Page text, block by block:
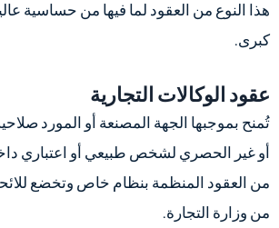
هذا النوع من العقود لما فيها من حساسية
كبرى.
عقود الوكالات التجارية
تُمنح بموجبها الجهة المصنعة أو المورد
أو غير الحصري لشخص طبيعي أو اعتباري
من العقود المنظمة بنظام خاص وتخضع
من وزارة التجارة.